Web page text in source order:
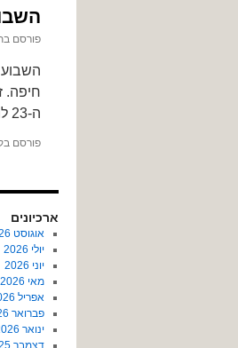
השבוע ה-23 למחאה
פורסם
חיפה.
ה-23 למחאה
פורסם
ארכיונים
אוגוסט 2026
יולי 2026
יוני 2026
מאי 2026
אפריל 2026
פברואר 2026
ינואר 2026
דצמבר 2025